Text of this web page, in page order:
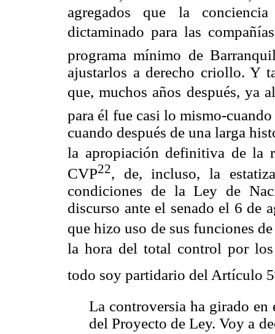
agregados que la
dictaminado para las
programa mínimo de
ajustarlos a derecho criollo. Y
que, muchos años después, ya
para él fue casi lo mismo-
cuando después de una larga
la apropiación definitiva de la
CVP22, de, incluso, la
condiciones de la Ley de
discurso ante el senado el 6 de
que hizo uso de sus funciones
la hora del total control por
todo soy partidario del Artículo
La controversia ha girado
del Proyecto de Ley. Voy a